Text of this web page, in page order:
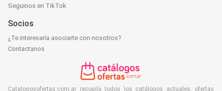
Seguinos en TikTok
Socios
¿Te interesaría asociarte con nosotros?
Contactanos
Catalogosofertas.com.ar recopila todos los catálogos actuales, ofertas